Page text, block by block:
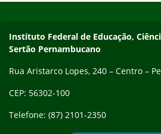
Endereço
Instituto Federal de Educação,
Sertão Pernambucano
Rua Aristarco Lopes, 240 – Centro –
CEP: 56302-100
Telefone: (87) 2101-2350